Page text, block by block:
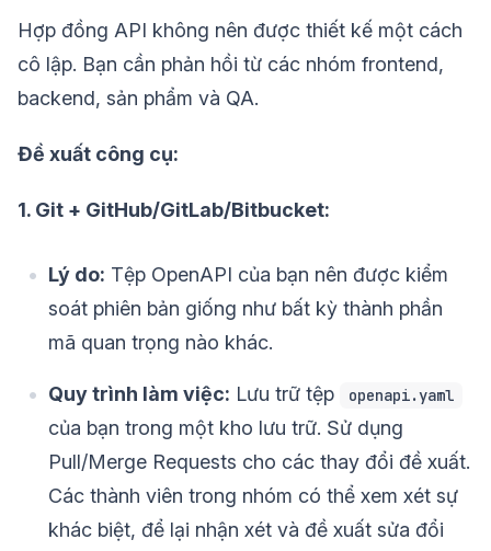
Hợp đồng API không nên được thiết kế một cách
cô lập. Bạn cần phản hồi từ các nhóm frontend,
backend, sản phẩm và QA.
Đề xuất công cụ:
1. Git + GitHub/GitLab/Bitbucket:
Lý do: Tệp OpenAPI của bạn nên được kiểm
soát phiên bản giống như bất kỳ thành phần
mã quan trọng nào khác.
Quy trình làm việc: Lưu trữ tệp openapi.yaml
của bạn trong một kho lưu trữ. Sử dụng
Pull/Merge Requests cho các thay đổi đề xuất.
Các thành viên trong nhóm có thể xem xét sự
khác biệt, để lại nhận xét và đề xuất sửa đổi